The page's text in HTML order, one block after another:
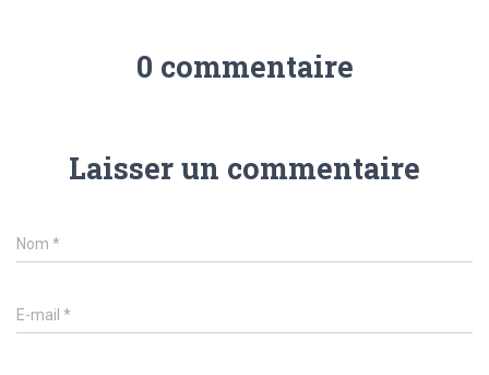
0 commentaire
Laisser un commentaire
Nom *
E-mail *